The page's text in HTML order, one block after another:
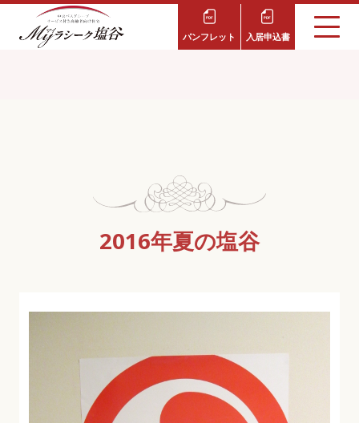
パンフレット 入居申込書
2016年夏の塩谷